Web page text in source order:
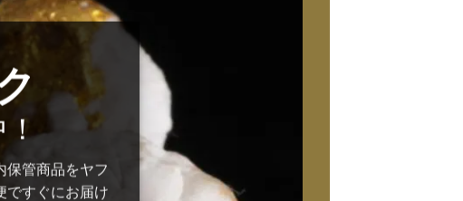
！
保管商品をヤフ
ですぐにお届け